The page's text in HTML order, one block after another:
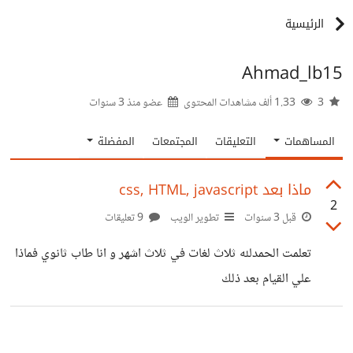
الرئيسية
Ahmad_lb15
عضو منذ3 سنوات
المساهمات التعليقات المجتمعات المفضلة
2
ماذا بعد css, HTML, javascript
قبل 3 سنوات تطوير الويب
تعلمت الحمدلله ثلاث لغات في ثلاث اشهر و انا طاب ثانوي فماذا
علي القيام بعد ذلك